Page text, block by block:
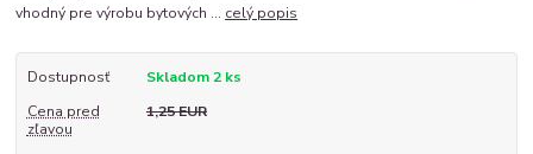
vhodný pre výrobu bytových ... celý popis
Dostupnosť
Skladom 2 ks
Cena pred
zľavou
1,25 EUR